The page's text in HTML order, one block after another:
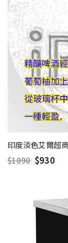
印度淡色艾爾超
$1090 $930